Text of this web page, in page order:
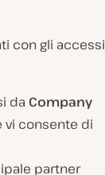
con gli accessi
da Company
vi consente di
partner